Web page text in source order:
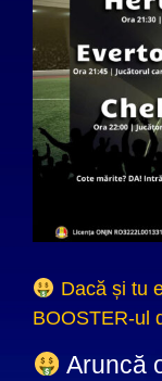
Dacă și tu
BOOSTER-ul
Aruncă